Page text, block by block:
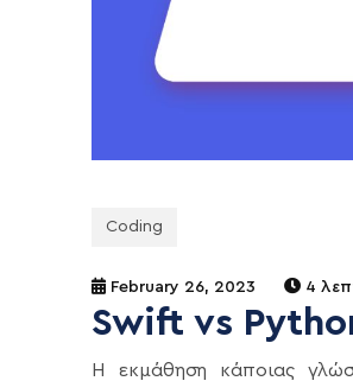
Coding
February 26, 2023 4
Swift vs
Η εκμάθηση κάποιας